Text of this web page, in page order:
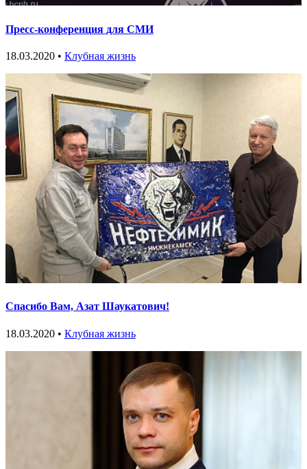
Пресс-конференция для СМИ
18.03.2020 • Клубная жизнь
Спасибо Вам, Азат Шаукатович!
18.03.2020 • Клубная жизнь